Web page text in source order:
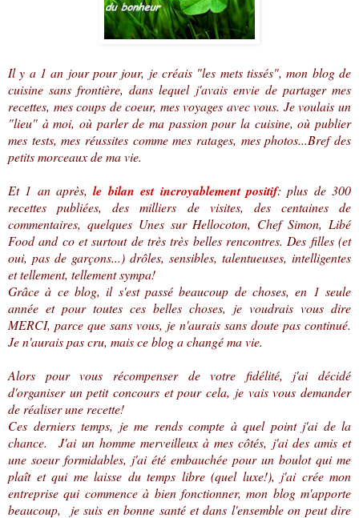
Il y a 1 an jour pour jour, je créais "les mets tissés", mon blog de
cuisine sans frontière, dans lequel j'avais envie de partager mes
recettes, mes coups de coeur, mes voyages avec vous. Je voulais un
"lieu" à moi, où parler de ma passion pour la cuisine, où publier
mes tests, mes réussites comme mes ratages, mes photos...Bref des
petits morceaux de ma vie.
Et 1 an après,le bilan est incroyablement positif: plus de 300
recettes publiées, des milliers de visites, des centaines de
commentaires, quelques Unes sur Hellocoton, Chef Simon, Libé
Food and co et surtout de très très belles rencontres. Des filles (et
oui, pas de garçons...) drôles, sensibles, talentueuses, intelligentes
et tellement, tellement sympa!
Grâce à ce blog, il s'est passé beaucoup de choses, en 1 seule
année et pour toutes ces belles choses, je voudrais vous dire
MERCI, parce que sans vous, je n'aurais sans doute pas continué.
Je n'aurais pas cru, mais ce blog a changé ma vie.
Alors pour vous récompenser de votre fidélité, j'ai décidé
d'organiser un petit concours et pour cela, je vais vous demander
de réaliser une recette!
Ces derniers temps, je me rends compte à quel point j'ai de la
chance.
J'ai un homme merveilleux à mes côtés, j'ai des amis et
une soeur formidables, j'ai été embauchée pour un boulot qui me
plaît et qui me laisse du temps libre (quel luxe!), j'ai crée mon
entreprise qui commence à bien fonctionner, mon blog m'apporte
beaucoup, je suis en bonne santé et dans l'ensemble on peut dire